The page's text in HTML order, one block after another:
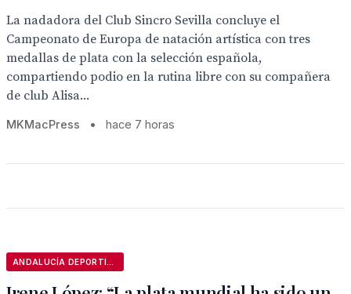
La nadadora del Club Sincro Sevilla concluye el
Campeonato de Europa de natación artística con tres
medallas de plata con la selección española,
compartiendo podio en la rutina libre con su compañera
de club Alisa...
MKMacPress • hace 7 horas